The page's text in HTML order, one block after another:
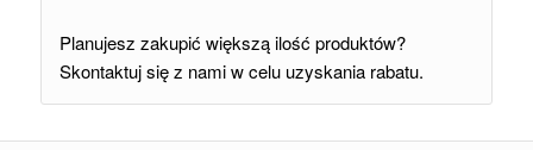
Planujesz zakupić większą ilość produktów?
Skontaktuj się z nami w celu uzyskania rabatu.